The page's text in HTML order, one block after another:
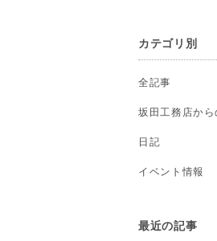
カテゴリ別
全記事
坂田工務店か
日記
イベント情報
最近の記事